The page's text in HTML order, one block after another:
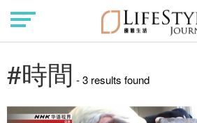
#時間 - 3 results found